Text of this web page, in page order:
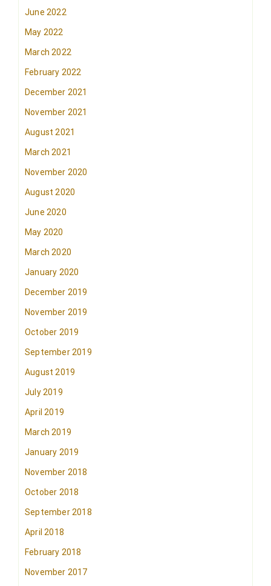
June 2022
May 2022
March 2022
February 2022
December 2021
November 2021
August 2021
March 2021
November 2020
August 2020
June 2020
May 2020
March 2020
January 2020
December 2019
November 2019
October 2019
September 2019
August 2019
July 2019
April 2019
March 2019
January 2019
November 2018
October 2018
September 2018
April 2018
February 2018
November 2017